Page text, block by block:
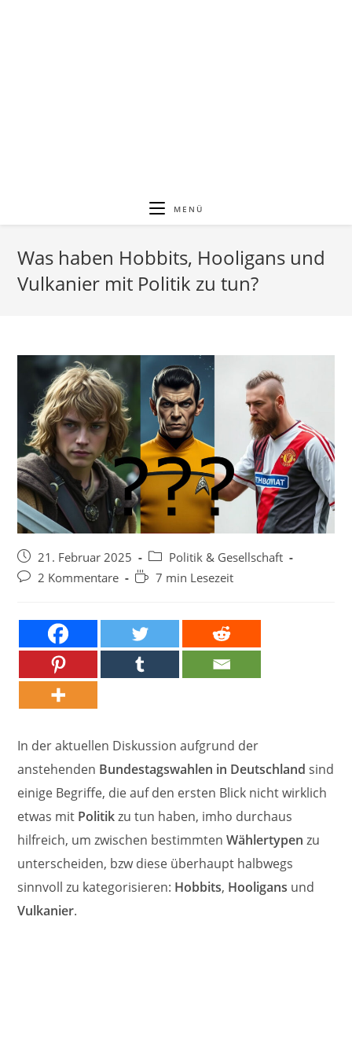
MENÜ
Was haben Hobbits, Hooligans und
Vulkanier mit Politik zu tun?
Beitrag
veröffentlicht:
21. Februar 2025
Beitrags-
Kategorie:
Politik & Gesellschaft
Beitrags-
2 Kommentare Lesedauer:
7 min Lesezeit
In der aktuellen Diskussion aufgrund der
anstehenden Bundestagswahlen in Deutschland sind
einige Begriffe, die auf den ersten Blick nicht wirklich
etwas mit Politikzu tun haben, imho durchaus
hilfreich, um zwischen bestimmtenWählertypen zu
unterscheiden, bzw diese überhaupt halbwegs
sinnvoll zu kategorisieren: Hobbits, Hooligans und
Vulkanier.